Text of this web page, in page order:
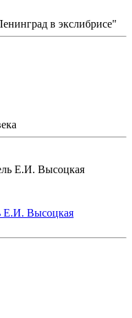
в экслибрисе"
Е.И. Высоцкая